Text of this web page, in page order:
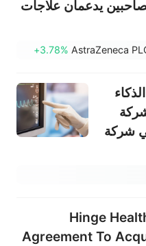
يدعمان علاجات
AstraZeneca
+3.78%
شركة
Hinge
Agreement To